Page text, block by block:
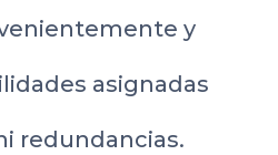
y
asignadas
redundancias.